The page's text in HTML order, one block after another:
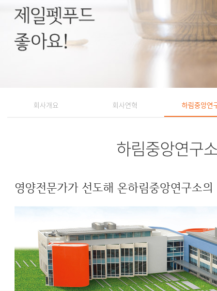
회사개요 회사연혁 하림중앙연
하림중앙연구
영양전문가가 선도해 온하림중앙연구소의